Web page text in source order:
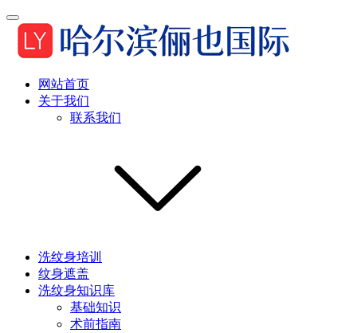
网站首页
关于我们
联系我们
洗纹身培训
纹身遮盖
洗纹身知识库
基础知识
术前指南